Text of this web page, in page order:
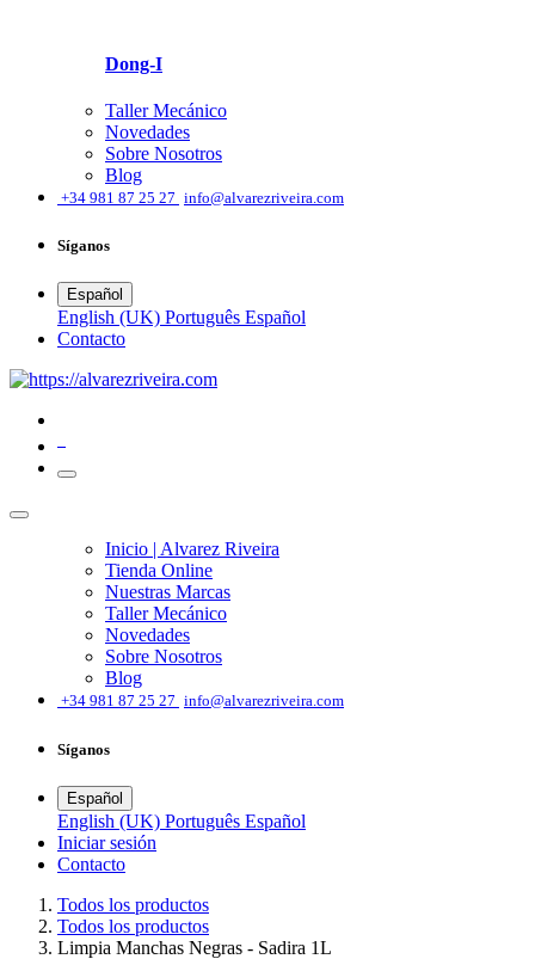
Dong-I
Taller Mecánico
Novedades
Sobre Nosotros
Blog
+34 981 87 25 27 info@alvarezriveira.com
Síganos
Español
English (UK) Português Español
​Contacto
Inicio | Alvarez Riveira
Tienda Online
Nuestras Marcas
Taller Mecánico
Novedades
Sobre Nosotros
Blog
+34 981 87 25 27 info@alvarezriveira.com
Síganos
Español
English (UK) Português Español
Iniciar sesión
​Contacto
Todos los productos
Todos los productos
Limpia Manchas Negras - Sadira 1L